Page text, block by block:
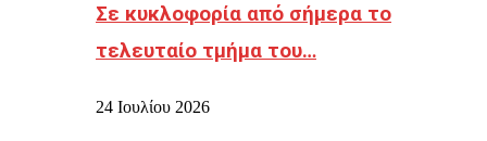
Σε κυκλοφορία από σήμερα το
τελευταίο τμήμα του…
24 Ιουλίου 2026